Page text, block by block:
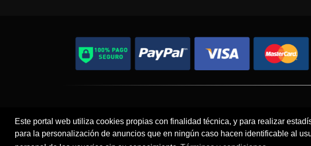
Este portal web utiliza cookies propias con finalidad técnica, y para realizar
para la personalización de anuncios que en ningún caso hacen identificable al
© 2026 -